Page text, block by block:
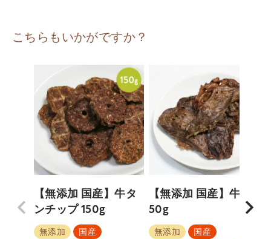
こちらもいかがですか？
【無添加 国産】牛タ
ンチップ 150g
無添加
国産
【無添加 国産】牛肺
50g
無添加
国産